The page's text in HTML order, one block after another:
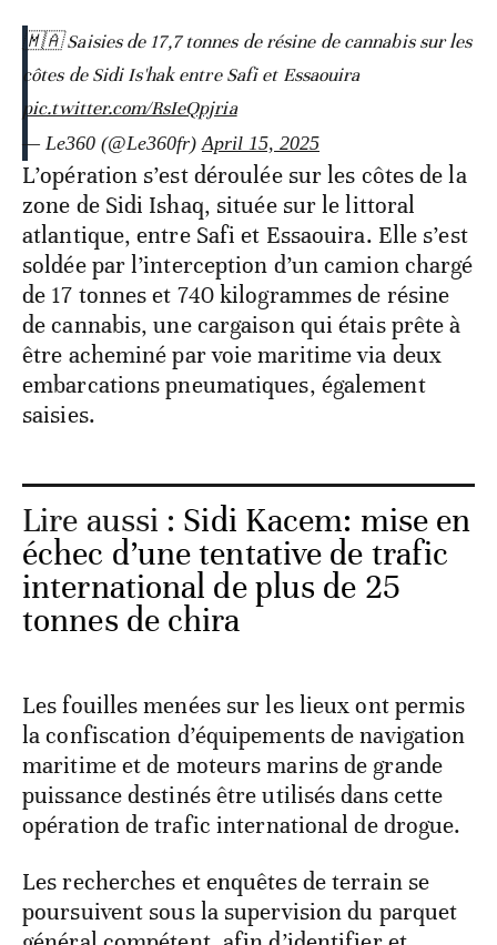
🇲🇦 Saisies de 17,7 tonnes de résine de cannabis sur les
côtes de Sidi Is'hak entre Safi et Essaouira
pic.twitter.com/RsIeQpjria
— Le360 (@Le360fr)April 15, 2025
L’opération s’est déroulée sur les côtes de la
zone de Sidi Ishaq, située sur le littoral
atlantique, entre Safi et Essaouira. Elle s’est
soldée par l’interception d’un camion chargé
de 17 tonnes et 740 kilogrammes de résine
de cannabis, une cargaison qui étais prête à
être acheminé par voie maritime via deux
embarcations pneumatiques, également
saisies.
Lire aussi : Sidi Kacem: mise en
échec d’une tentative de trafic
international de plus de 25
tonnes de chira
Les fouilles menées sur les lieux ont permis
la confiscation d’équipements de navigation
maritime et de moteurs marins de grande
puissance destinés être utilisés dans cette
opération de trafic international de drogue.
Les recherches et enquêtes de terrain se
poursuivent sous la supervision du parquet